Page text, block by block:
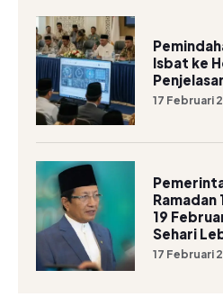
Isbat ke
17 Februari
Ramadan
19
Sehari
17 Februari